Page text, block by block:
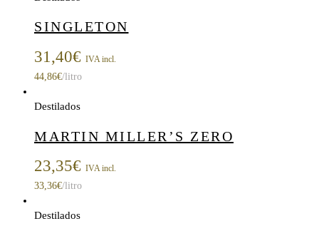
SINGLETON
31,40€ IVA incl.
44,86€/litro
Destilados
MARTIN MILLER’S ZERO
23,35€ IVA incl.
33,36€/litro
Destilados